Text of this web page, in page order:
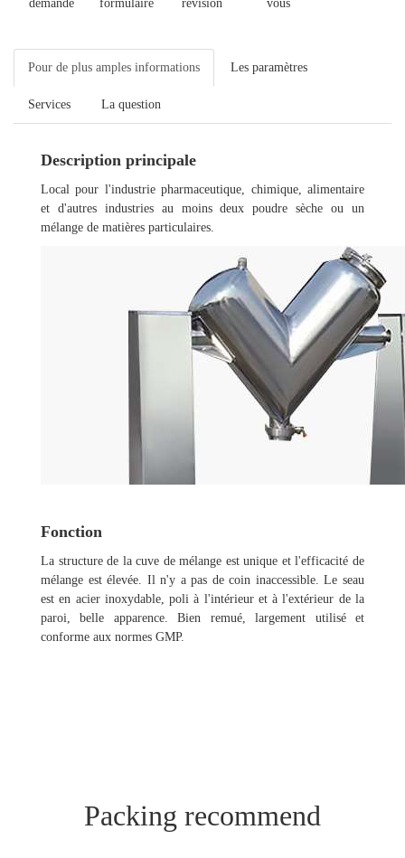
demande
formulaire
révision
vous
Pour de plus amples informations Les paramètres
Services La question
Description principale
Local pour l'industrie pharmaceutique, chimique, alimentaire
et d'autres industries au moins deux poudre sèche ou un
mélange de matières particulaires.
Fonction
La structure de la cuve de mélange est unique et l'efficacité de
mélange est élevée. Il n'y a pas de coin inaccessible. Le seau
est en acier inoxydable, poli à l'intérieur et à l'extérieur de la
paroi, belle apparence. Bien remué, largement utilisé et
conforme aux normes GMP.
Packing recommend